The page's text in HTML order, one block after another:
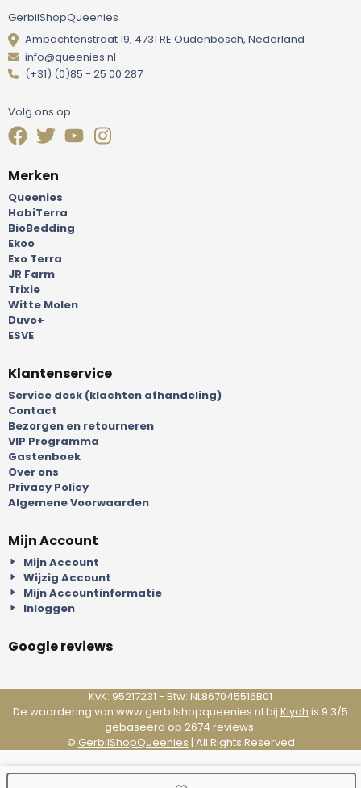
GerbilShopQueenies
Ambachtenstraat 19, 4731 RE Oudenbosch, Nederland
info@queenies.nl
(+31) (0)85 - 25 00 287
Volg ons op
Merken
Queenies
HabiTerra
BioBedding
Ekoo
Exo Terra
JR Farm
Trixie
Witte Molen
Duvo+
ESVE
Klantenservice
Service desk (klachten afhandeling)
Contact
Bezorgen en retourneren
VIP Programma
Gastenboek
Over ons
Privacy Policy
Algemene Voorwaarden
Mijn Account
Mijn Account
Wijzig Account
Mijn Accountinformatie
Inloggen
Google reviews
KvK: 95217231 - Btw: NL867045516B01
De waardering van www.gerbilshopqueenies.nl bij Kiyoh is 9.3/5
gebaseerd op 2674 reviews.
© GerbilShopQueenies | All Rights Reserved